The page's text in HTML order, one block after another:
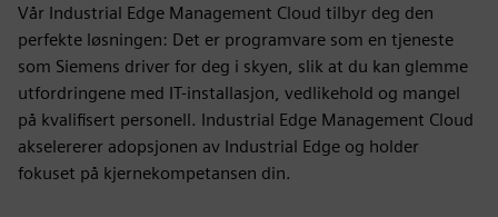
Vår Industrial Edge Management Cloud tilbyr deg den
perfekte løsningen: Det er programvare som en tjeneste
som Siemens driver for deg i skyen, slik at du kan glemme
utfordringene med IT-installasjon, vedlikehold og mangel
på kvalifisert personell. Industrial Edge Management Cloud
akselererer adopsjonen av Industrial Edge og holder
fokuset på kjernekompetansen din.